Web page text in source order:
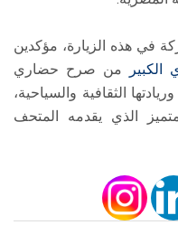
في هذه الزيارة، مؤكدين
من صرح حضاري
الثقافية والسياحية،
الذي يقدمه المتحف